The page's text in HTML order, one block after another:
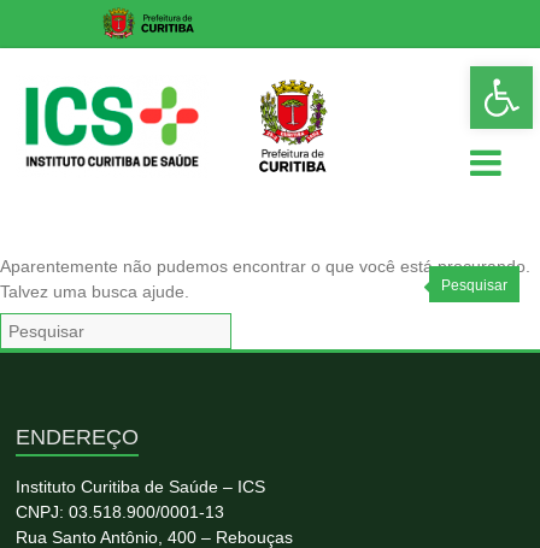
content
Instituto
Curitiba
de
Saúde
Aparentemente não pudemos encontrar o que você está procurando.
Talvez uma busca ajude.
Pesquisar
ENDEREÇO
Instituto Curitiba de Saúde – ICS
CNPJ: 03.518.900/0001-13
Rua Santo Antônio, 400 – Rebouças